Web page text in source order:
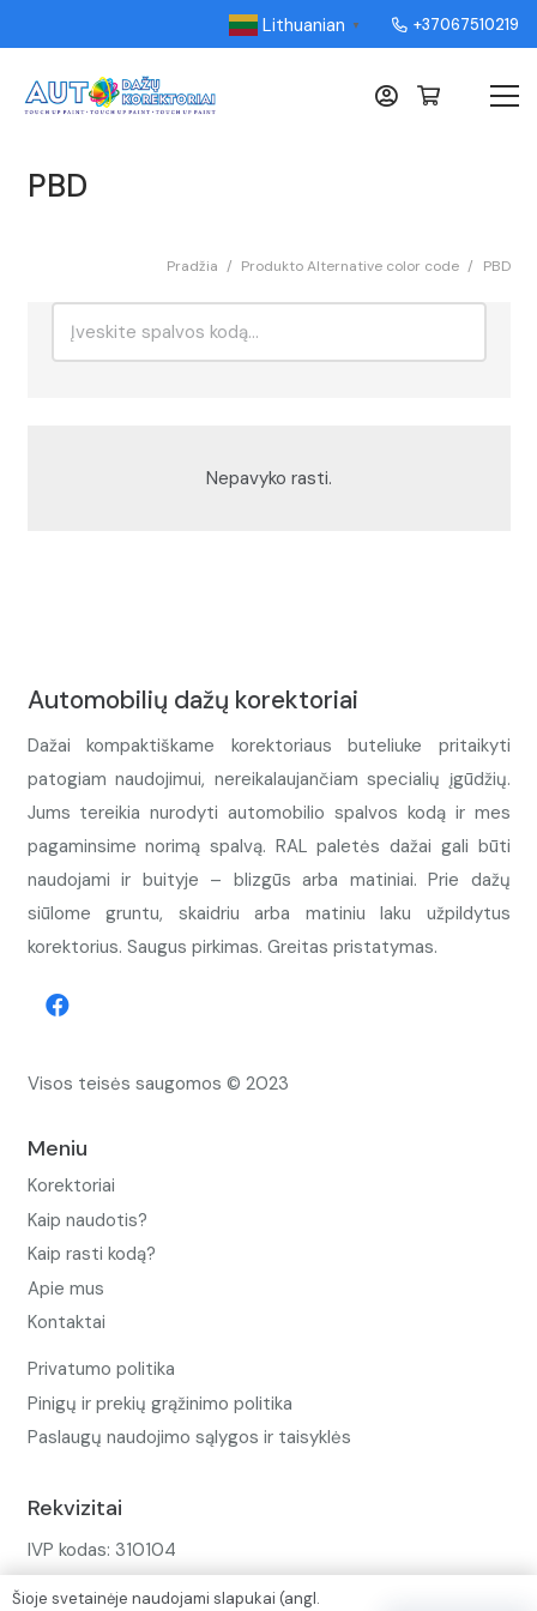
Lithuanian ▼ +37067510219
PBD
Pradžia / Produkto Alternative color code / PBD
Nepavyko rasti.
Automobilių dažų korektoriai
Dažai kompaktiškame korektoriaus buteliuke pritaikyti
patogiam naudojimui, nereikalaujančiam specialių įgūdžių.
Jums tereikia nurodyti automobilio spalvos kodą ir mes
pagaminsime norimą spalvą. RAL paletės dažai gali būti
naudojami ir buityje – blizgūs arba matiniai. Prie dažų
siūlome gruntu, skaidriu arba matiniu laku užpildytus
korektorius. Saugus pirkimas. Greitas pristatymas.
Visos teisės saugomos © 2023
Meniu
Korektoriai
Kaip naudotis?
Kaip rasti kodą?
Apie mus
Kontaktai
Privatumo politika
Pinigų ir prekių grąžinimo politika
Paslaugų naudojimo sąlygos ir taisyklės
Rekvizitai
IVP kodas: 310104
Šioje svetainėje naudojami slapukai (angl.